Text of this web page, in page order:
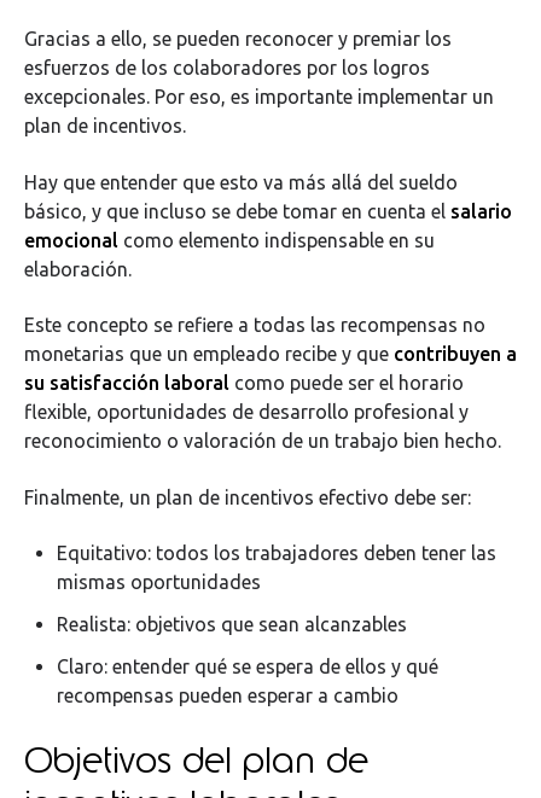
Gracias a ello, se pueden reconocer y premiar los
esfuerzos de los colaboradores por los logros
excepcionales. Por eso, es importante implementar un
plan de incentivos.
Hay que entender que esto va más allá del sueldo
básico, y que incluso se debe tomar en cuenta el salario
emocional como elemento indispensable en su
elaboración.
Este concepto se refiere a todas las recompensas no
monetarias que un empleado recibe y que contribuyen a
su satisfacción laboral como puede ser el horario
flexible, oportunidades de desarrollo profesional y
reconocimiento o valoración de un trabajo bien hecho.
Finalmente, un plan de incentivos efectivo debe ser:
Equitativo: todos los trabajadores deben tener las
mismas oportunidades
Realista: objetivos que sean alcanzables
Claro: entender qué se espera de ellos y qué
recompensas pueden esperar a cambio
Objetivos del plan de